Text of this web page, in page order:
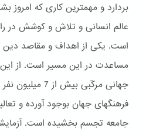
بردارد و مهمترین کاری که امروز
عالم انسانی و تلاش و کوشش در
است. یکی از اهداف و مقاصد
مساعدت در این مسیر است. از این
جهانی مرکّبی بیش
فرهنگهای جهان بوجود آورده و
جامعه تجسم بخشیده است.